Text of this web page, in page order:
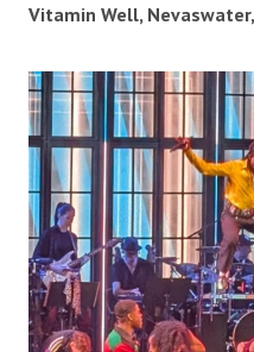
Vitamin Well,